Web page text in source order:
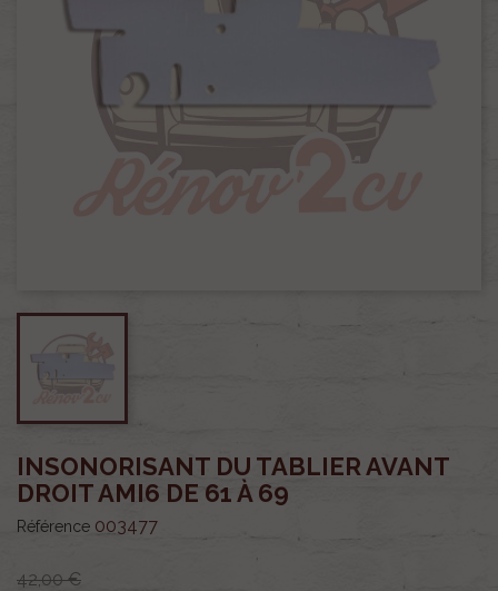
INSONORISANT DU TABLIER AVANT
DROIT AMI6 DE 61 À 69
Référence 003477
42,00 €